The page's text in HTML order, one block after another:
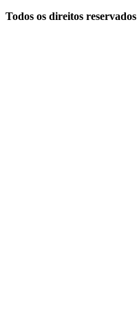
Todos os direitos reservados